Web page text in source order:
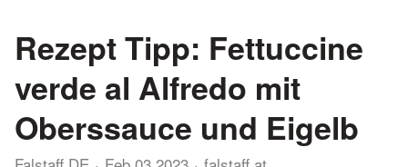
Rezept Tipp: Fettuccine
verde al Alfredo mit
Oberssauce und Eigelb